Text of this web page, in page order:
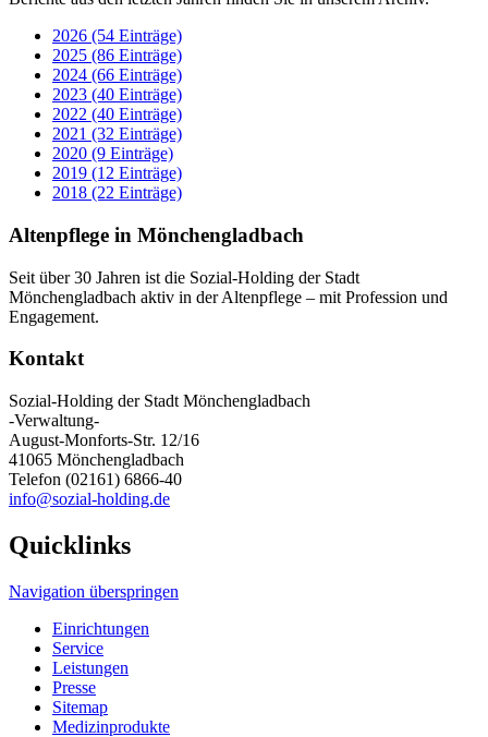
2026 (54 Einträge)
2025 (86 Einträge)
2024 (66 Einträge)
2023 (40 Einträge)
2022 (40 Einträge)
2021 (32 Einträge)
2020 (9 Einträge)
2019 (12 Einträge)
2018 (22 Einträge)
Altenpflege in Mönchengladbach
Seit über 30 Jahren ist die Sozial-Holding der Stadt
Mönchengladbach aktiv in der Altenpflege – mit Profession und
Engagement.
Kontakt
Sozial-Holding der Stadt Mönchengladbach
-Verwaltung-
August-Monforts-Str. 12/16
41065 Mönchengladbach
Telefon (02161) 6866-40
info@sozial-holding.de
Quicklinks
Navigation überspringen
Einrichtungen
Service
Leistungen
Presse
Sitemap
Medizinprodukte